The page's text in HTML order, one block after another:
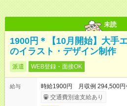
未読
1900円＊【10月開始】大手
のイラスト・デザイン制作
派遣 WEB登録・面接OK
給与
時給1900円 月収例 294,500円
交通費別途支給あり